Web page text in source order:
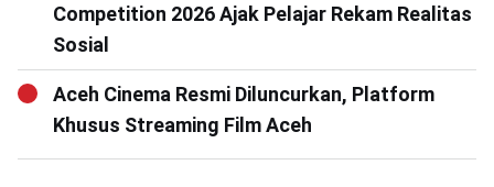
Competition 2026 Ajak Pelajar Rekam Realitas
Sosial
Aceh Cinema Resmi Diluncurkan, Platform
Khusus Streaming Film Aceh